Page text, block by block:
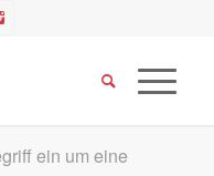
ein um eine